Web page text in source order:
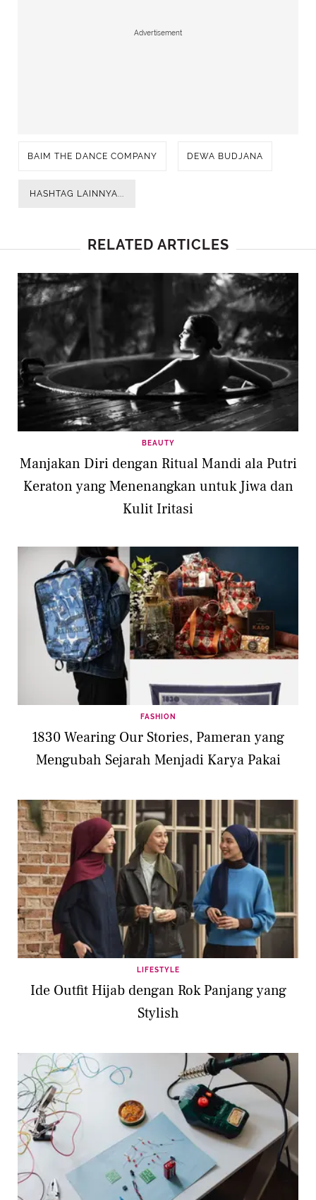
Advertisement
BAIM THE DANCE COMPANY DEWA BUDJANA
HASHTAG LAINNYA...
RELATED ARTICLES
BEAUTY
Manjakan Diri dengan Ritual Mandi ala Putri
Keraton yang Menenangkan untuk Jiwa dan
Kulit Iritasi
FASHION
1830 Wearing Our Stories, Pameran yang
Mengubah Sejarah Menjadi Karya Pakai
LIFESTYLE
Ide Outfit Hijab dengan Rok Panjang yang
Stylish